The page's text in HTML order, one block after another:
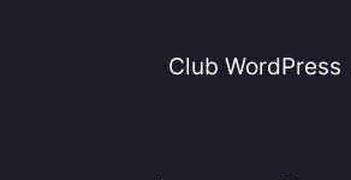
Club WordPress